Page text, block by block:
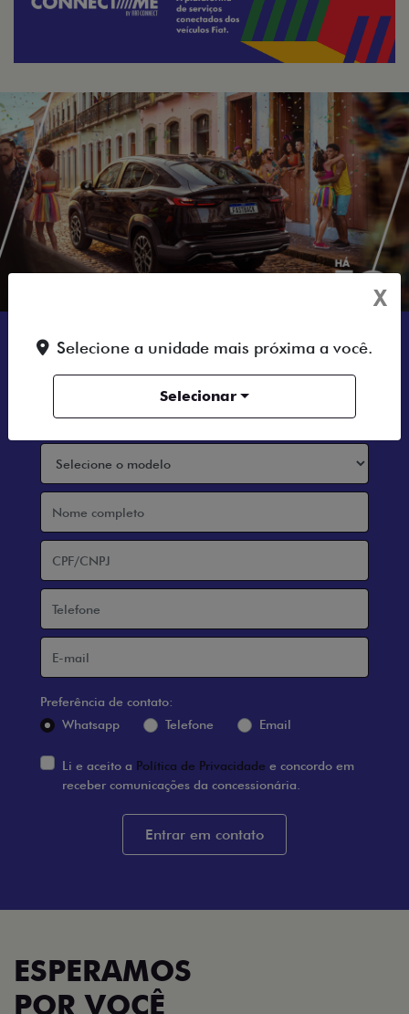
QUERO FALAR COM
UM CONSULTOR
Preferência de contato:
Whatsapp
Telefone Email
Li e aceito a Política de Privacidade e concordo em
receber comunicações da concessionária.
Entrar em contato
ESPERAMOS
POR VOCÊ
X
Selecione a unidade mais próxima a você.
Selecionar